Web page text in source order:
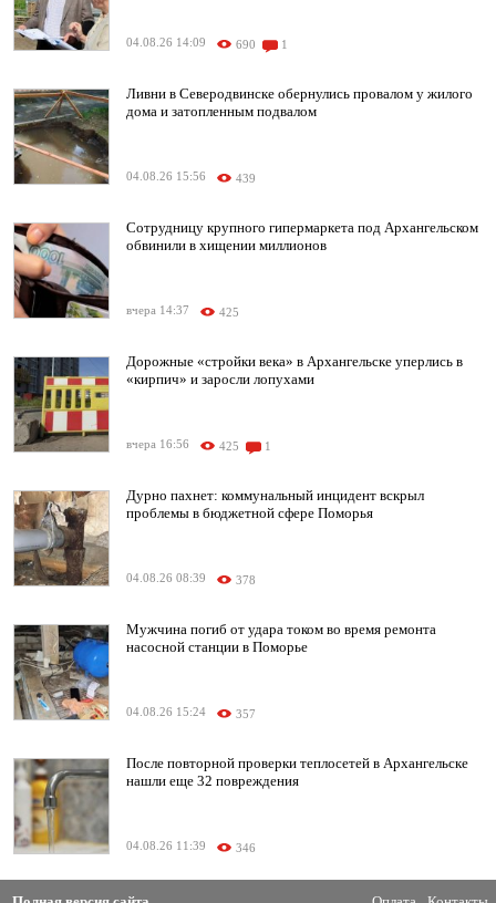
04.08.26 14:09 690 1
Ливни в Северодвинске обернулись провалом у жилого
дома и затопленным подвалом
04.08.26 15:56 439
Сотрудницу крупного гипермаркета под Архангельском
обвинили в хищении миллионов
вчера 14:37 425
Дорожные «стройки века» в Архангельске уперлись в
«кирпич» и заросли лопухами
вчера 16:56 425 1
Дурно пахнет: коммунальный инцидент вскрыл
проблемы в бюджетной сфере Поморья
04.08.26 08:39 378
Мужчина погиб от удара током во время ремонта
насосной станции в Поморье
04.08.26 15:24 357
После повторной проверки теплосетей в Архангельске
нашли еще 32 повреждения
04.08.26 11:39 346